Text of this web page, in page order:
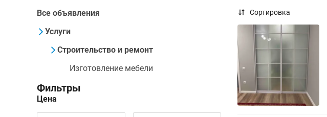
Все объявления
Услуги
Строительство и ремонт
Изготовление мебели
Фильтры
Цена
Сортировка